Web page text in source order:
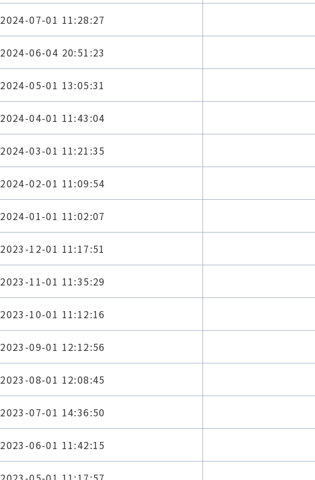
2024-07-01 11:28:27
2024-06-04 20:51:23
2024-05-01 13:05:31
2024-04-01 11:43:04
2024-03-01 11:21:35
2024-02-01 11:09:54
2024-01-01 11:02:07
2023-12-01 11:17:51
2023-11-01 11:35:29
2023-10-01 11:12:16
2023-09-01 12:12:56
2023-08-01 12:08:45
2023-07-01 14:36:50
2023-06-01 11:42:15